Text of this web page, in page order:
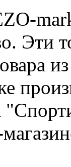
Эти